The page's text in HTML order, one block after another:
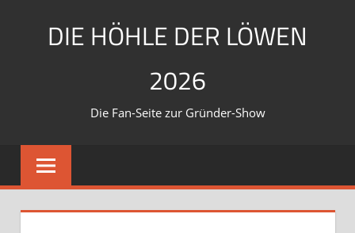
DIE HÖHLE DER LÖWEN
2026
Die Fan-Seite zur Gründer-Show